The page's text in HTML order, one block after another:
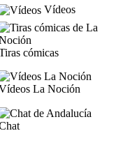
Vídeos
cómicas
La Noción